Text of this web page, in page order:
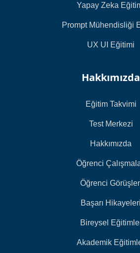
Yapay Zeka
Prompt Mühendisliği
UX UI Eğitimi
Hakkımızda
Eğitim Takvimi
Test Merkezi
Hakkımızda
Öğrenci
Öğrenci
Başarı Hikayeleri
Bireysel
Akademik